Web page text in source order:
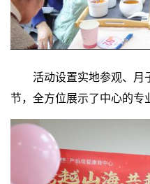
活动设置实地参观、月
节，全方位展示了中心的专